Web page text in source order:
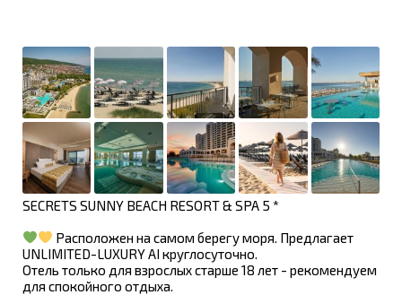
SECRETS SUNNY BEACH RESORT & SPA 5 *
Расположен на самом берегу моря. Предлагает
UNLIMITED-LUXURY AI круглосуточно.
Oтель только для взрослых старше 18 лет - рекомендуем
для спокойного отдыха.